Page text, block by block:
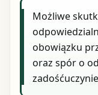
Możliwe
obowiązku
oraz spór o